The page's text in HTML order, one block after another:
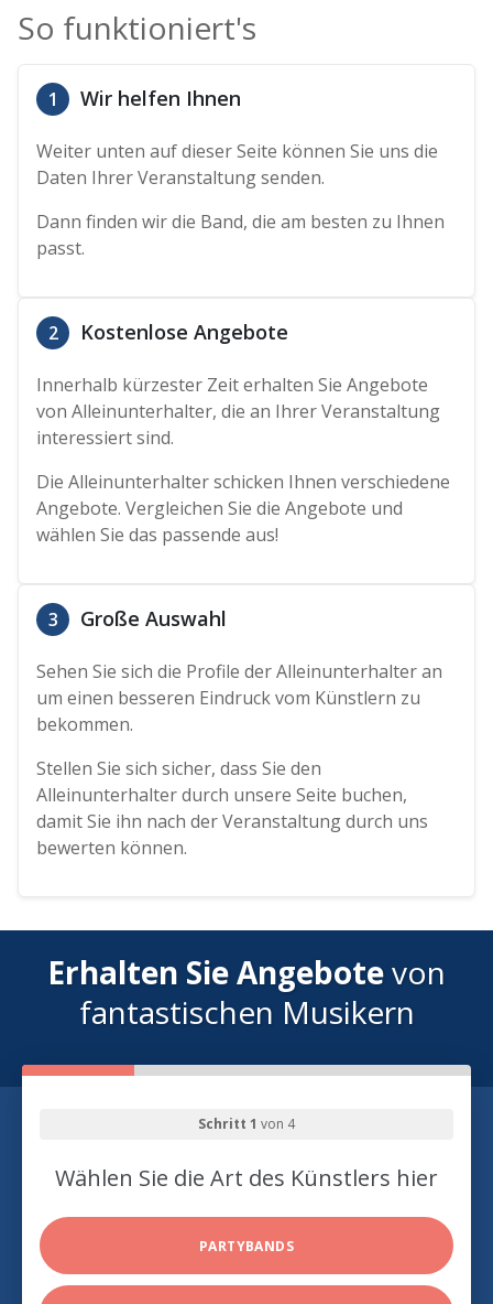
So funktioniert's
1 Wir helfen Ihnen
Weiter unten auf dieser Seite können Sie uns die
Daten Ihrer Veranstaltung senden.
Dann finden wir die Band, die am besten zu Ihnen
passt.
2 Kostenlose Angebote
Innerhalb kürzester Zeit erhalten Sie Angebote
von Alleinunterhalter, die an Ihrer Veranstaltung
interessiert sind.
Die Alleinunterhalter schicken Ihnen verschiedene
Angebote. Vergleichen Sie die Angebote und
wählen Sie das passende aus!
3 Große Auswahl
Sehen Sie sich die Profile der Alleinunterhalter an
um einen besseren Eindruck vom Künstlern zu
bekommen.
Stellen Sie sich sicher, dass Sie den
Alleinunterhalter durch unsere Seite buchen,
damit Sie ihn nach der Veranstaltung durch uns
bewerten können.
Erhalten Sie Angebotevon
fantastischen Musikern
Schritt 1 von 4
Wählen Sie die Art des Künstlers hier
PARTYBANDS